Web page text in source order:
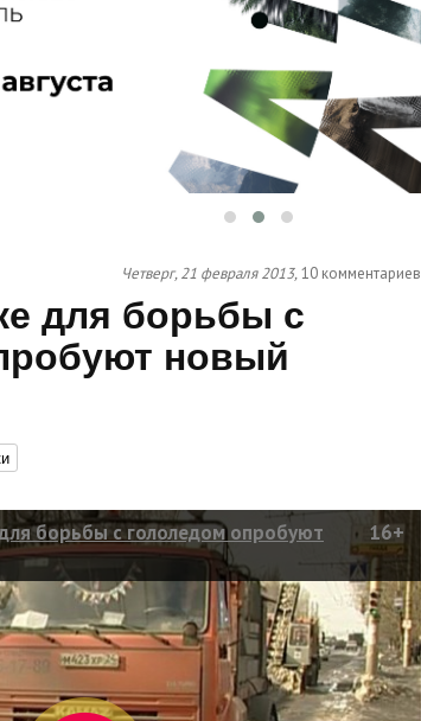
Четверг, 21 февраля 2013,10 комментариев
для борьбы с
новый
борьбы с гололедом опробуют
16+